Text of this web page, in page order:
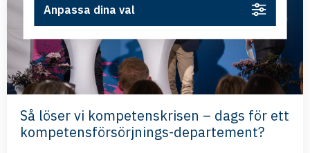
Så löser vi kompetenskrisen – dags för ett
kompetensförsörjnings-departement?
Anpassa dina val